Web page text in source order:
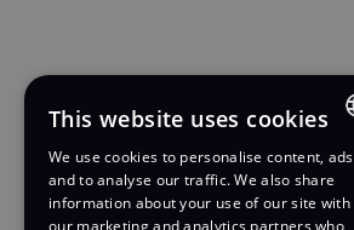
ENGLISH
FRENCH
This website uses cookies
We use cookies to personalise content, ads
and to analyse our traffic. We also share
information about your use of our site with
our marketing and analytics partners who